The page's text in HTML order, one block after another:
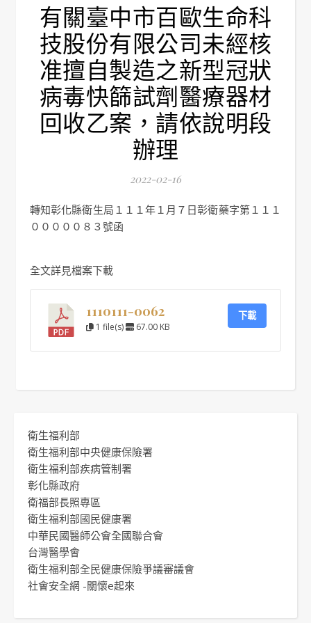
有關臺中市百歐生命科
技股份有限公司未經核
准擅自製造之新型冠狀
病毒快篩試劑醫療器材
回收乙案，請依說明段
辦理
2022-02-16
轉知彰化縣衛生局１１１年１月７日彰衛藥字第１１１
０００００８３號函
全文詳見檔案下載
1110111-0062
1 file(s) 67.00 KB
下載
衛生福利部
衛生福利部中央健康保險署
衛生福利部疾病管制署
彰化縣政府
衛福部長照專區
衛生福利部國民健康署
中華民國醫師公會全國聯合會
台灣醫學會
衛生福利部全民健康保險爭議審議會
社會安全網 -關懷e起來